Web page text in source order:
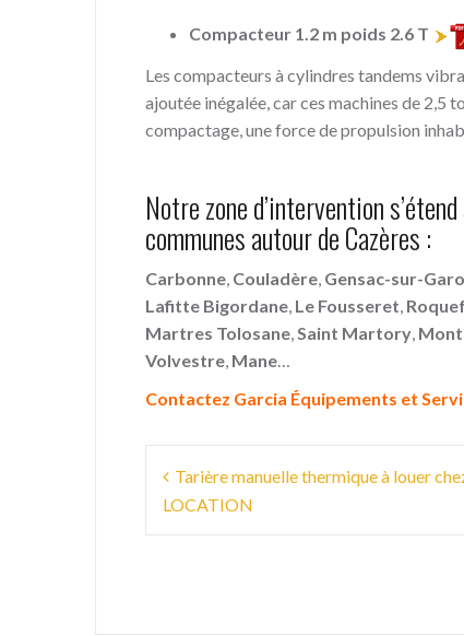
Compacteur 1.2 m poids 2.6 T
Les compacteurs à cylindres tandems
ajoutée inégalée, car ces machines de 2,5
compactage, une force de propulsion
Notre zone d’intervention
communes autour de Cazères :
Carbonne Couladère Gensac-sur-
Lafitte Bigordane Le Fousseret
Martres Tolosane Saint Martory
Volvestre Mane
Contactez Garcia Équipements et
Navigation
de Tarière manuelle thermique à louer
LOCATION